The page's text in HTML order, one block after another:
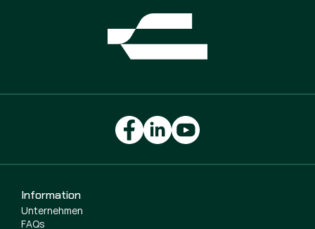
Information
Unternehmen
FAQs